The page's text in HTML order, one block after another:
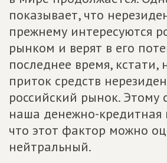
показывает, что
прежнему интересуются
рынком и верят в его
последнее время, кстати,
приток средств
российский рынок. Этому
наша денежно-кредитная
что этот фактор можно
нейтральный.